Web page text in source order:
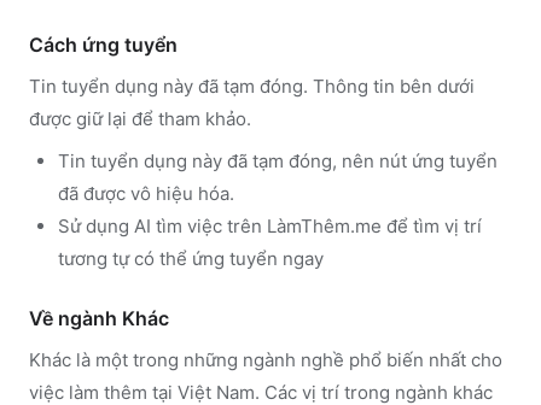
Cách ứng tuyển
Tin tuyển dụng này đã tạm đóng. Thông tin bên dưới
được giữ lại để tham khảo.
Tin tuyển dụng này đã tạm đóng, nên nút ứng tuyển
đã được vô hiệu hóa.
Sử dụng AI tìm việc trên LàmThêm.me để tìm vị trí
tương tự có thể ứng tuyển ngay
Về ngành Khác
Khác là một trong những ngành nghề phổ biến nhất cho
việc làm thêm tại Việt Nam. Các vị trí trong ngành khác